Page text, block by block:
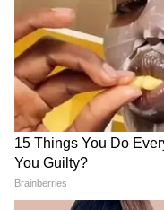
LATEST VIDEOS